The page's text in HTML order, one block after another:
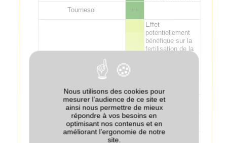
Tournesol
++
Effet
potentiellement
bénéfique sur la
fertilisation de la
fibre.
Tabac (Virginie)
--
Tabac (Burley)
+/-
Quelles que
Nous utilisons des cookies pour
mesurer l’audience de ce site et
ainsi nous permettre de mieux
répondre à vos besoins en
optimisant nos contenus et en
améliorant l’ergonomie de notre
site.